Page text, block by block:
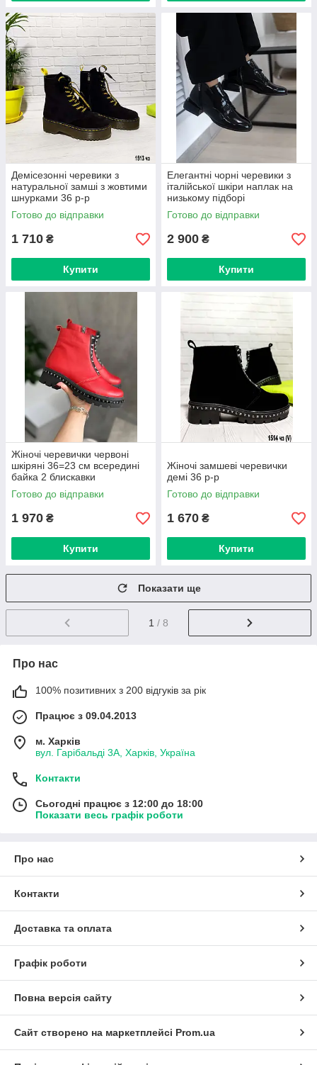
Демісезонні черевики з
натуральної замші з жовтими
шнурками 36 р-р
Готово до відправки
1 710 ₴
Купити
Елегантні чорні черевики з
італійської шкіри наплак на
низькому підборі
Готово до відправки
2 900 ₴
Купити
Жіночі черевички червоні
шкіряні 36=23 см всередині
байка 2 блискавки
Готово до відправки
1 970 ₴
Купити
Жіночі замшеві черевички
демі 36 р-р
Готово до відправки
1 670 ₴
Купити
Показати ще
1 / 8
Про нас
100% позитивних з 200 відгуків за рік
Працює з 09.04.2013
м. Харків
вул. Гарібальді 3А, Харків, Україна
Контакти
Сьогодні працює з 12:00 до 18:00
Показати весь графік роботи
Про нас
Контакти
Доставка та оплата
Графік роботи
Повна версія сайту
Сайт створено на маркетплейсі Prom.ua